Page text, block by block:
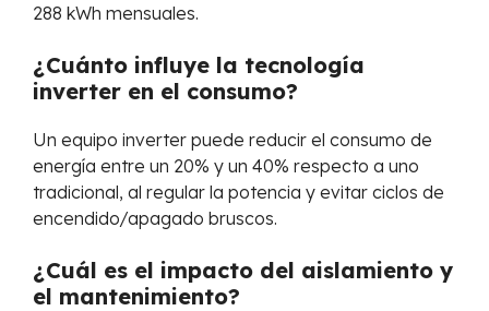
288 kWh mensuales.
¿Cuánto influye la tecnología
inverter en el consumo?
Un equipo inverter puede reducir el consumo de
energía entre un 20% y un 40% respecto a uno
tradicional, al regular la potencia y evitar ciclos de
encendido/apagado bruscos.
¿Cuál es el impacto del aislamiento y
el mantenimiento?